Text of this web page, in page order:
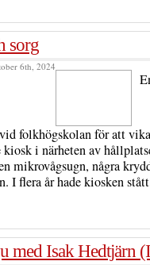
sorg
6th, 2024
folkhögskolan för att
i närheten av
mikrovågsugn, några
I flera år hade kiosken stått
med Isak Hedtjärn